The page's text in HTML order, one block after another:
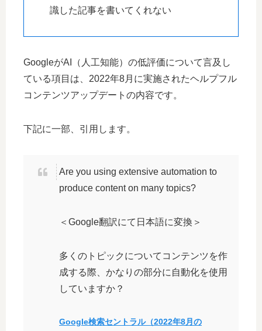
識した記事を書いてくれない
GoogleがAI（人工知能）の低評価について言及し
ている項目は、2022年8月に実施されたヘルプフル
コンテンツアップデートの内容です。
下記に一部、引用します。
Are you using extensive automation to
produce content on many topics?
＜Google翻訳にて日本語に変換＞
多くのトピックについてコンテンツを作
成する際、かなりの部分に自動化を使用
していますか？
Google検索セントラル（2022年8月の